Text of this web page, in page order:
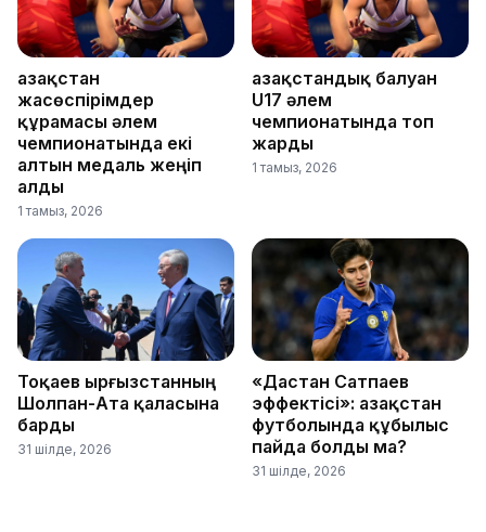
Қазақстан
жасөспірімдер
құрамасы әлем
чемпионатында екі
алтын медаль жеңіп
алды
1 тамыз, 2026
Қазақстандық балуан
U17 әлем
чемпионатында топ
жарды
1 тамыз, 2026
Тоқаев Қырғызстанның
Шолпан-Ата қаласына
барды
31 шілде, 2026
«Дастан Сатпаев
эффектісі»: Қазақстан
футболында құбылыс
пайда болды ма?
31 шілде, 2026